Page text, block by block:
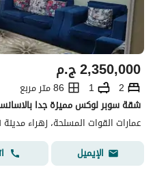
ج.م2,350,000
2
1
86 متر مربع
عمارات القوات المسلحة، زهراء
الإيميل